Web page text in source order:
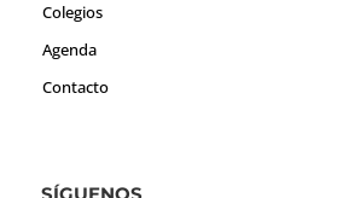
Colegios
Agenda
Contacto